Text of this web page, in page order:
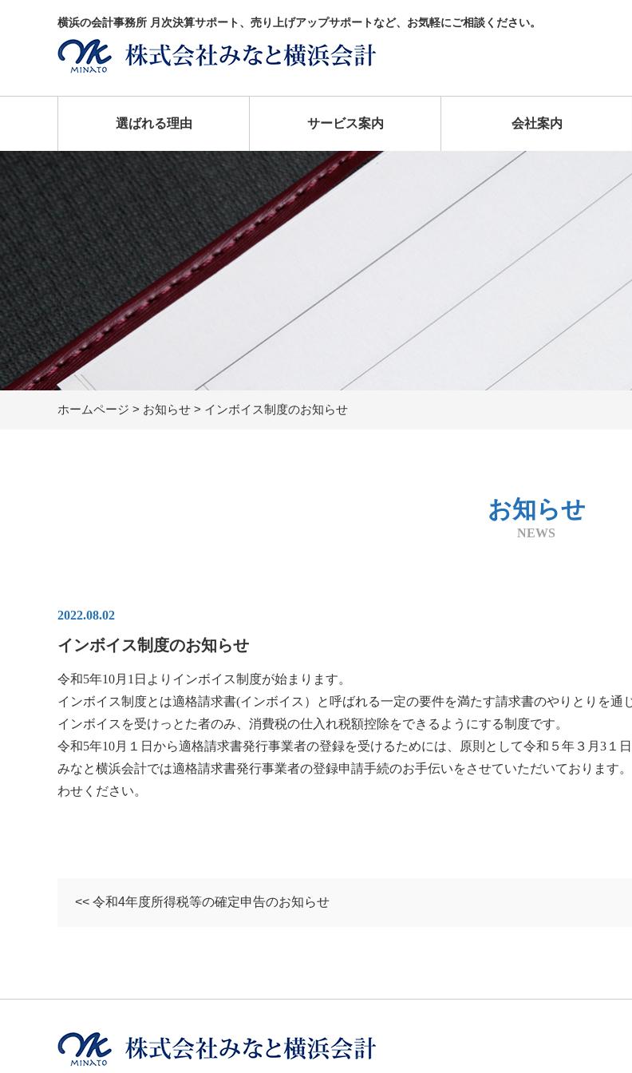
横浜の会計事務所 月次決算サポート、売り上げアップサポートなど、お気軽にご相談ください。
選ばれる理由 サービス案内 会社案内
ホームページ > お知らせ > インボイス制度のお知らせ
お知らせ
NEWS
2022.08.02
インボイス制度のお知らせ
令和5年10月1日よりインボイス制度が始まります。
インボイス制度とは適格請求書(インボイス）と呼ばれる一定の要件を満たす請求書のやりとりを通じ
インボイスを受けっとた者のみ、消費税の仕入れ税額控除をできるようにする制度です。
令和5年10月１日から適格請求書発行事業者の登録を受けるためには、原則として令和５年３月3１
みなと横浜会計では適格請求書発行事業者の登録申請手続のお手伝いをさせていただいております
わせください。
<< 令和4年度所得税等の確定申告のお知らせ